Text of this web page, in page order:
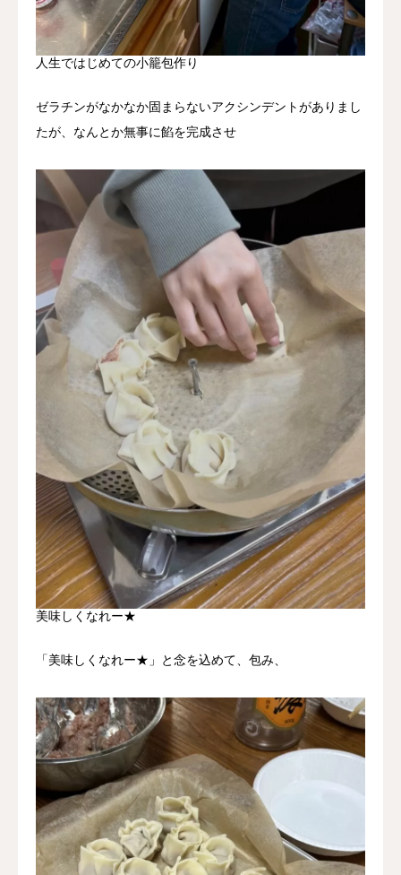
人生ではじめての小籠包作り
ゼラチンがなかなか固まらないアクシンデントがありまし
たが、なんとか無事に餡を完成させ
美味しくなれー★
「美味しくなれー★」と念を込めて、包み、